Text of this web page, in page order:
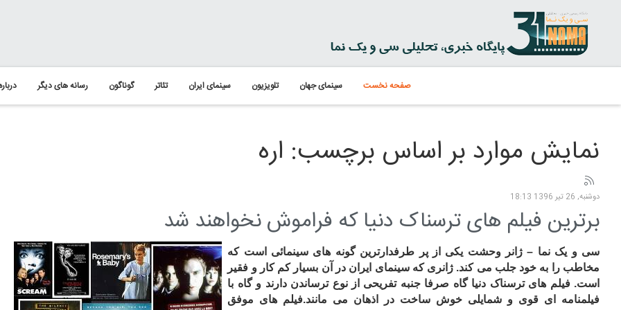
صفحه نخست سینمای جهان تلویزیون سینمای ایران تئاتر گوناگون رسانه های دیگر
نمایش موارد بر اساس برچسب: اره
دوشنبه, 26 تیر 1396 18:13
برترین فیلم های ترسناک دنیا که فراموش نخواهند شد
سی و یک نما – ژانر وحشت یکی از پر طرفدارترین گونه های سینمائی است که
مخاطب را به خود جلب می کند. ژانری که سینمای ایران در آن بسیار کم کار و فقیر
است. فیلم های ترسناک دنیا گاه صرفا جنبه تفریحی از نوع ترساندن دارند و گاه با
فیلمنامه ای قوی و شمایلی خوش ساخت در اذهان می مانند.فیلم های موفق